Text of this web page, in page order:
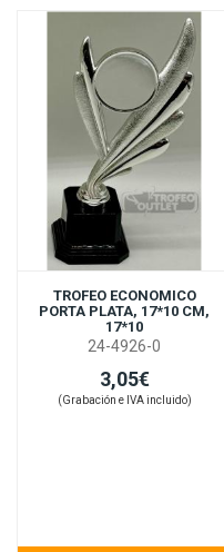
TROFEO ECONOMICO
PORTA PLATA, 17*10 CM,
17*10
24-4926-0
3,05€
(Grabación e IVA incluido)